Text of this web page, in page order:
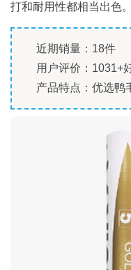
打和耐用性都相当出色。
近期销量：18件
用户评价：1031+
产品特点：优选鸭